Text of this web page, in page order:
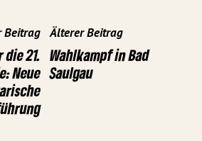
Beitrag
21.
Neue
Älterer Beitrag
Wahlkampf in Bad
Saulgau